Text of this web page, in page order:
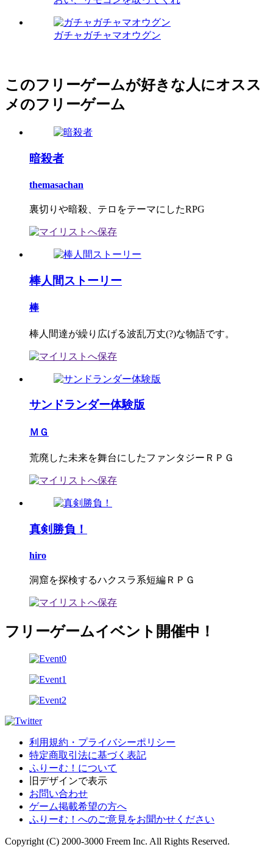
ガチャガチャマオウグン
このフリーゲームが好きな人にオスス
メのフリーゲーム
暗殺者
themasachan
裏切りや暗殺、テロをテーマにしたRPG
棒人間ストーリー
棒
棒人間達が繰り広げる波乱万丈(?)な物語です。
サンドランダー体験版
ＭＧ
荒廃した未来を舞台にしたファンタジーＲＰＧ
真剣勝負！
hiro
洞窟を探検するハクスラ系短編ＲＰＧ
フリーゲームイベント開催中！
利用規約・プライバシーポリシー
特定商取引法に基づく表記
ふりーむ！について
旧デザインで表示
お問い合わせ
ゲーム掲載希望の方へ
ふりーむ！へのご意見をお聞かせください
Copyright (C) 2000-3000 Freem Inc. All Rights Reserved.